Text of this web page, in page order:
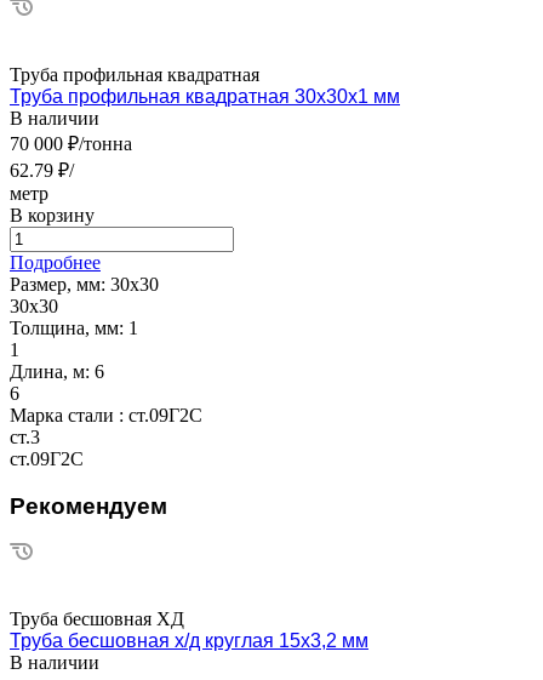
Труба профильная квадратная
Труба профильная квадратная 30х30х1 мм
В наличии
70 000 ₽/тонна
62.79 ₽/
метр
В корзину
Подробнее
Размер, мм: 30х30
30х30
Толщина, мм: 1
1
Длина, м: 6
6
Марка стали : ст.09Г2С
ст.3
ст.09Г2С
Рекомендуем
Труба бесшовная ХД
Труба бесшовная х/д круглая 15х3,2 мм
В наличии